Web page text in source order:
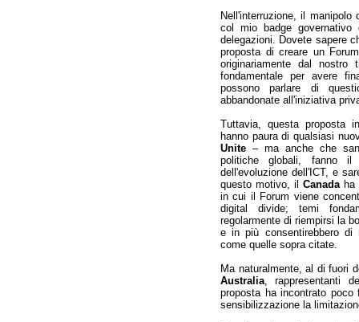
Nell'interruzione, il
col mio badge
delegazioni. Dovete sapere
proposta di creare un
originariamente dal
fondamentale per avere
possono parlare di
abbandonate all'iniziativa
Tuttavia, questa proposta
hanno paura di qualsiasi
Unite – ma anche che
politiche globali, fanno
dell'evoluzione dell'ICT, e
questo motivo, il Canadaha
in cui il Forum viene
digital divide; temi
regolarmente di riempirsi la
e in più consentirebbero di
come quelle sopra citate.
Ma naturalmente, al di fuori
Australia, rappresentanti
proposta ha incontrato
sensibilizzazione la